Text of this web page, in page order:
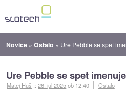
Novice »Ostalo » Ure Pebble se spet
Ure Pebble se spet
Matej Huš ::26. jul 2025ob 12:40 Ostalo